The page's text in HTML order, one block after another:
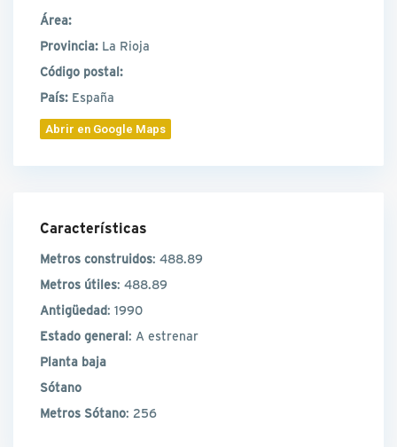
Área:
Provincia: La Rioja
Código postal:
País: España
Abrir en Google Maps
Características
Metros construidos: 488.89
Metros útiles: 488.89
Antigüedad: 1990
Estado general: A estrenar
Planta baja
Sótano
Metros Sótano: 256